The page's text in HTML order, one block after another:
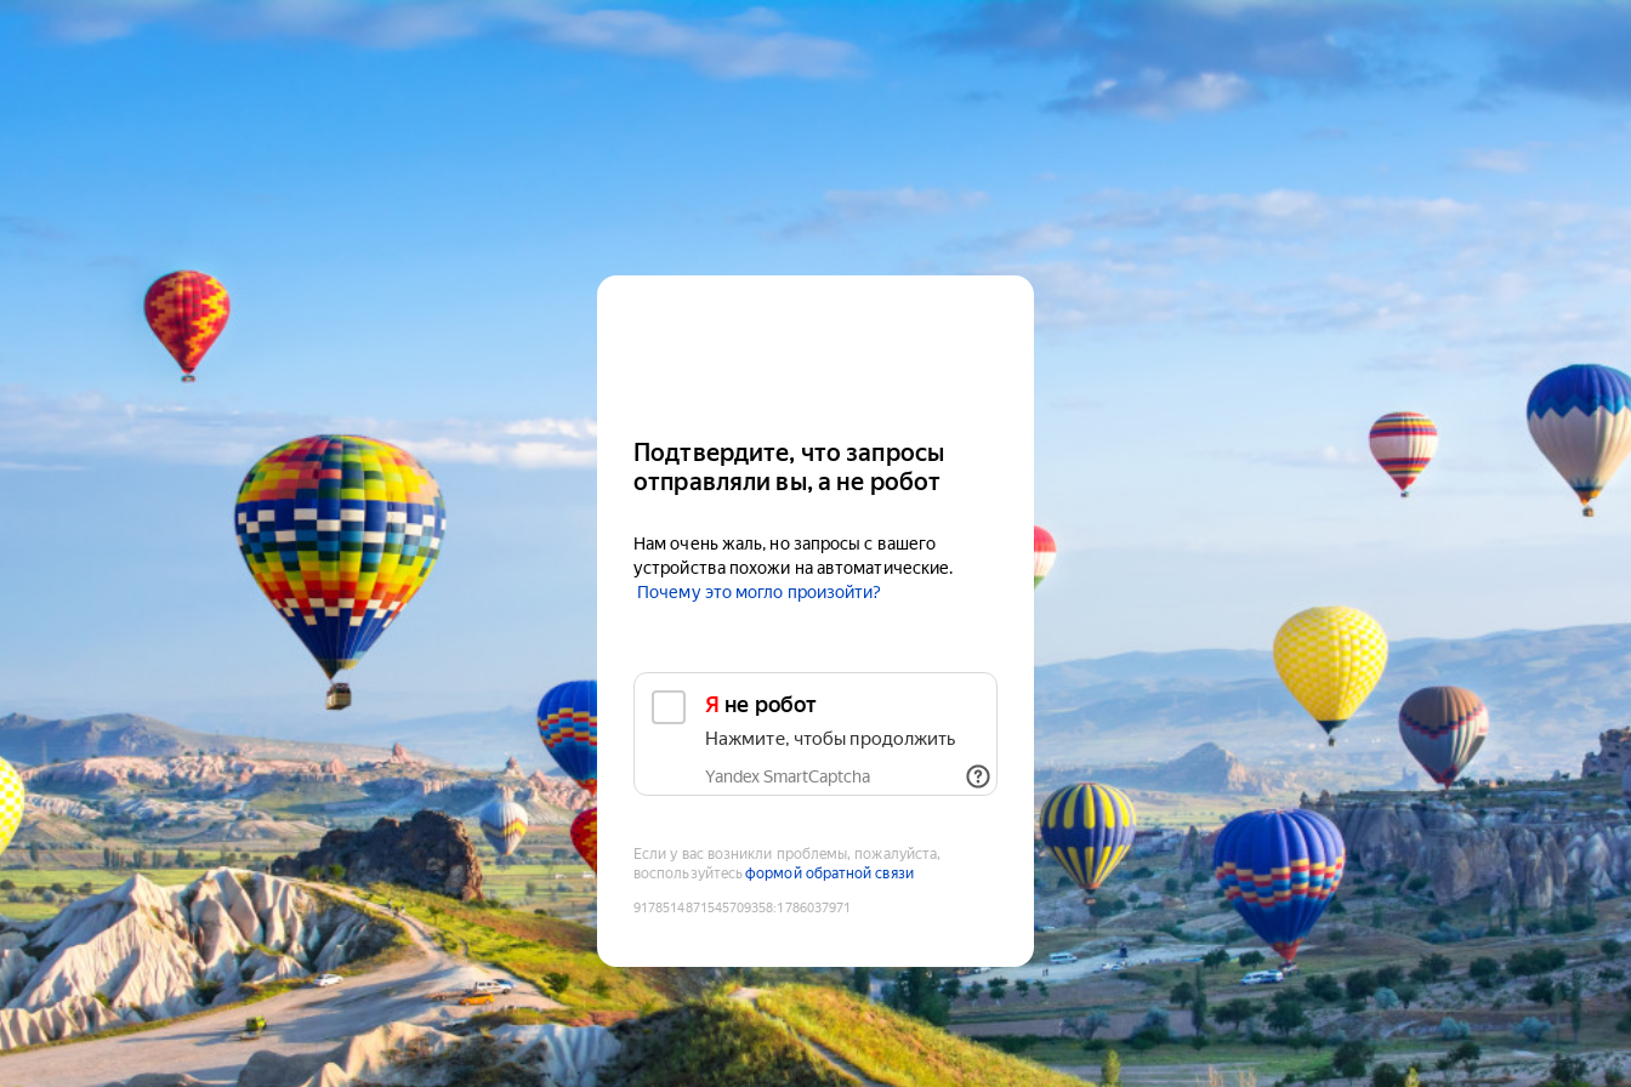
Подтвердите, что запросы
отправляли вы, а не робот
Нам очень жаль, но запросы с вашего
устройства похожи на автоматические.
Почему это могло произойти?
Я не робот
Нажмите, чтобы продолжить
Yandex SmartCaptcha
Если у вас возникли проблемы, пожалуйста,
воспользуйтесьформой обратной связи
9178514871545709358:1786037971